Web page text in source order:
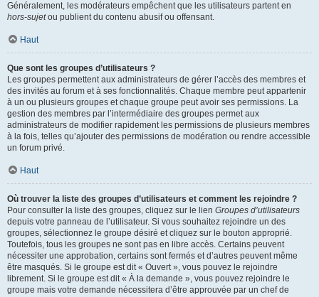
Généralement, les modérateurs empêchent que les utilisateurs partent en
hors-sujetou publient du contenu abusif ou offensant.
Haut
Que sont les groupes d’utilisateurs ?
Les groupes permettent aux administrateurs de gérer l’accès des membres et
des invités au forum et à ses fonctionnalités. Chaque membre peut appartenir
à un ou plusieurs groupes et chaque groupe peut avoir ses permissions. La
gestion des membres par l’intermédiaire des groupes permet aux
administrateurs de modifier rapidement les permissions de plusieurs membres
à la fois, telles qu’ajouter des permissions de modération ou rendre accessible
un forum privé.
Haut
Où trouver la liste des groupes d’utilisateurs et comment les rejoindre ?
Pour consulter la liste des groupes, cliquez sur le lien Groupes d’utilisateurs
depuis votre panneau de l’utilisateur. Si vous souhaitez rejoindre un des
groupes, sélectionnez le groupe désiré et cliquez sur le bouton approprié.
Toutefois, tous les groupes ne sont pas en libre accès. Certains peuvent
nécessiter une approbation, certains sont fermés et d’autres peuvent même
être masqués. Si le groupe est dit « Ouvert », vous pouvez le rejoindre
librement. Si le groupe est dit « À la demande », vous pouvez rejoindre le
groupe mais votre demande nécessitera d’être approuvée par un chef de